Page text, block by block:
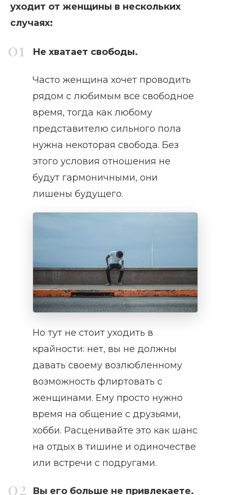
уходит от женщины в нескольких
случаях:
Не хватает свободы.
Часто женщина хочет проводить
рядом с любимым все свободное
время, тогда как любому
представителю сильного пола
нужна некоторая свобода. Без
этого условия отношения не
будут гармоничными, они
лишены будущего.
Но тут не стоит уходить в
крайности: нет, вы не должны
давать своему возлюбленному
возможность флиртовать с
женщинами. Ему просто нужно
время на общение с друзьями,
хобби. Расценивайте это как шанс
на отдых в тишине и одиночестве
или встречи с подругами.
Вы его больше не привлекаете.